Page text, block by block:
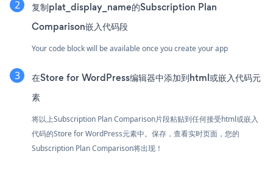
复制plat_display_name的Subscription Plan
Comparison嵌入代码段
Your code block will be available once you create your app
在Store for WordPress编辑器中添加到html或嵌入代码元
素
将以上Subscription Plan Comparison片段粘贴到任何接受html或嵌入
代码的Store for WordPress元素中。保存，查看实时页面，您的
Subscription Plan Comparison将出现！